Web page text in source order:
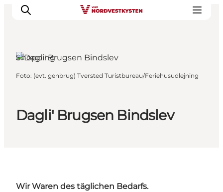
Events
Unterkunft
Dagli' Brugsen Bindslev
Shopping
Foto: (evt. genbrug) Tversted Turistbureau/Feriehusudlejning
Wir Waren des täglichen Bedarfs.